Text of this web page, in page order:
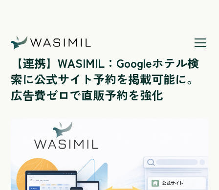
ホームページ/ 【連携】WASIMIL：Googleホテル検索に
公式サイト予約を掲載可能に。広告費ゼ
ロで直販予約を強化
【連携】WASIMIL：Googleホテル検
索に公式サイト予約を掲載可能に。
広告費ゼロで直販予約を強化